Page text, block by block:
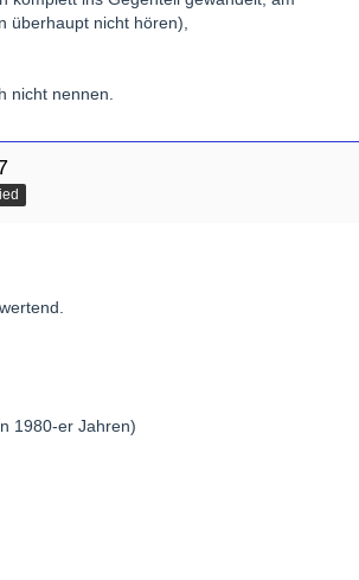
überhaupt nicht hören),
nicht nennen.
1980-er Jahren)